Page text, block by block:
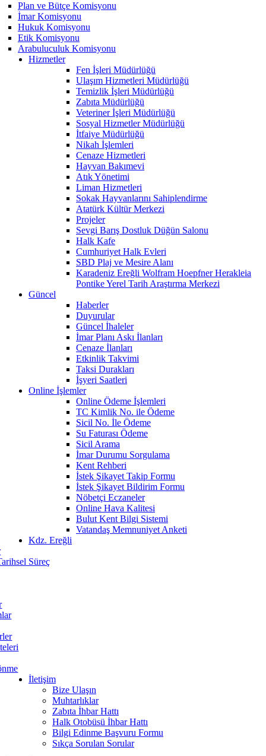
Plan ve Bütçe Komisyonu
İmar Komisyonu
Hukuk Komisyonu
Etik Komisyonu
Arabuluculuk Komisyonu
Hizmetler
Fen İşleri Müdürlüğü
Ulaşım Hizmetleri Müdürlüğü
Temizlik İşleri Müdürlüğü
Zabıta Müdürlüğü
Veteriner İşleri Müdürlüğü
Sosyal Hizmetler Müdürlüğü
İtfaiye Müdürlüğü
Nikah İşlemleri
Cenaze Hizmetleri
Hayvan Bakımevi
Atık Yönetimi
Liman Hizmetleri
Sokak Hayvanlarını Sahiplendirme
Atatürk Kültür Merkezi
Projeler
Sevgi Barış Dostluk Düğün Salonu
Halk Kafe
Cumhuriyet Halk Evleri
SBD Plaj ve Mesire Alanı
Karadeniz Ereğli Wolfram Hoepfner Herakleia
Pontike Yerel Tarih Araştırma Merkezi
Güncel
Haberler
Duyurular
Güncel İhaleler
İmar Planı Askı İlanları
Cenaze İlanları
Etkinlik Takvimi
Taksi Durakları
İşyeri Saatleri
Online İşlemler
Online Ödeme İşlemleri
TC Kimlik No. ile Ödeme
Sicil No. İle Ödeme
Su Faturası Ödeme
Sicil Arama
İmar Durumu Sorgulama
Kent Rehberi
İstek Şikayet Takip Formu
İstek Şikayet Bildirim Formu
Nöbetçi Eczaneler
Online Hava Kalitesi
Bulut Kent Bilgi Sistemi
Vatandaş Memnuniyet Anketi
Kdz. Ereğli
Süreç
İletişim
Bize Ulaşın
Muhtarlıklar
Zabıta İhbar Hattı
Halk Otobüsü İhbar Hattı
Bilgi Edinme Başvuru Formu
Sıkça Sorulan Sorular